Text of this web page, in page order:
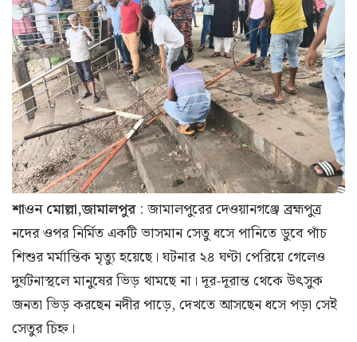
শাওন মোল্লা,জামালপুর: জামালপুরের দেওয়ানগঞ্জে ব্রহ্মপুত্র
নদের ওপর নির্মিত একটি ভাসমান সেতু ধসে পানিতে ডুবে পাঁচ
শিশুর মর্মান্তিক মৃত্যু হয়েছে। ঘটনার ২৪ ঘণ্টা পেরিয়ে গেলেও
দুর্ঘটনাস্থলে মানুষের ভিড় থামছে না। দূর-দূরান্ত থেকে উৎসুক
জনতা ভিড় করছেন নদীর পাড়ে, দেখতে আসছেন ধসে পড়া সেই
সেতুর চিহ্ন।